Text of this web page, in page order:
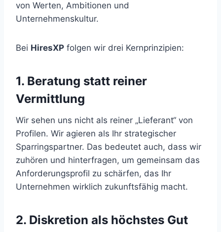
von Werten, Ambitionen und
Unternehmenskultur.
Bei HiresXP folgen wir drei Kernprinzipien:
1. Beratung statt reiner
Vermittlung
Wir sehen uns nicht als reiner „Lieferant“ von
Profilen. Wir agieren als Ihr strategischer
Sparringspartner. Das bedeutet auch, dass wir
zuhören und hinterfragen, um gemeinsam das
Anforderungsprofil zu schärfen, das Ihr
Unternehmen wirklich zukunftsfähig macht.
2. Diskretion als höchstes Gut